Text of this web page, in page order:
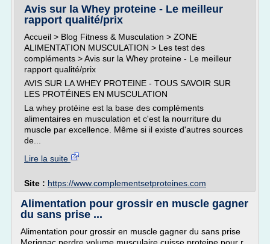
Avis sur la Whey proteine - Le meilleur
rapport qualité/prix
Accueil > Blog Fitness & Musculation > ZONE
ALIMENTATION MUSCULATION > Les test des
compléments > Avis sur la Whey proteine - Le meilleur
rapport qualité/prix
AVIS SUR LA WHEY PROTEINE - TOUS SAVOIR SUR
LES PROTÉINES EN MUSCULATION
La whey protéine est la base des compléments
alimentaires en musculation et c'est la nourriture du
muscle par excellence. Même si il existe d'autres sources
de...
Lire la suite
Site : https://www.complementsetproteines.com
Alimentation pour grossir en muscle gagner
du sans prise ...
Alimentation pour grossir en muscle gagner du sans prise